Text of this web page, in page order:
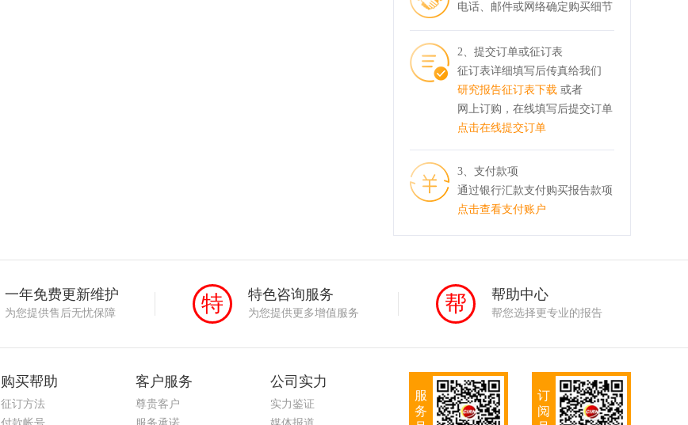
电话、邮件或网络确定购买细节
2、提交订单或征订表
征订表详细填写后传真给我们
研究报告征订表下载 或者
网上订购，在线填写后提交订单
点击在线提交订单
3、支付款项
通过银行汇款支付购买报告款项
点击查看支付账户
一年免费更新维护
为您提供售后无忧保障 特 特色咨询服务
为您提供更多增值服务 帮 帮助中心
帮您选择更专业的报告
购买帮助
征订方法
客户服务
尊贵客户
公司实力
实力鉴证
服
务
订
阅